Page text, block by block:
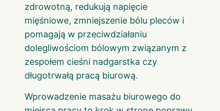
zdrowotną, redukują napięcie
mięśniowe, zmniejszenie bólu pleców i
pomagają w przeciwdziałaniu
dolegliwościom bólowym związanym z
zespołem cieśni nadgarstka czy
długotrwałą pracą biurową.
Wprowadzenie masażu biurowego do